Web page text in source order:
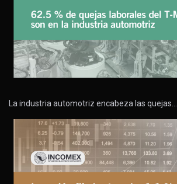
La industria automotriz encabeza las quejas…